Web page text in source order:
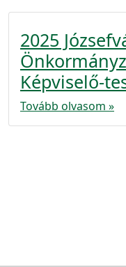
2025
Képviselő-
Tovább olvasom »